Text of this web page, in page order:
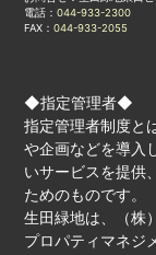
電話：044-933-2300
FAX：044-933-2055
◆指定管理者◆
指定管理者制度と
や企画などを導入
いサービスを提供
ためのものです。
生田緑地は、（株
プロパティマネジ